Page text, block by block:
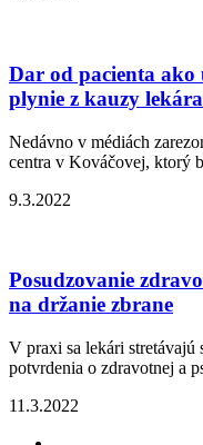
Dar od pacienta ako
plynie z kauzy
Nedávno v médiách
centra v Kováčovej, ktorý
9.3.2022
Posudzovanie
na držanie zbrane
V praxi sa lekári stretávajú
potvrdenia o zdravotnej a
11.3.2022